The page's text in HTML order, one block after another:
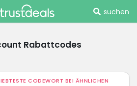
suchen
Rabattcodes
CODEWORT BEI ÄHNLICHEN